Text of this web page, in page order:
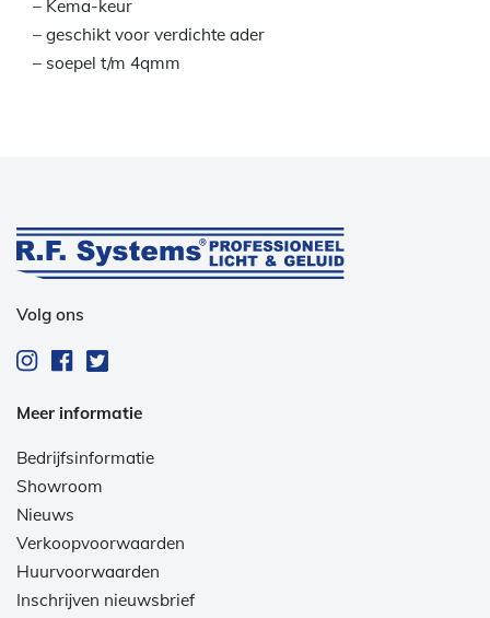
– Kema-keur
– geschikt voor verdichte ader
– soepel t/m 4qmm
Volg ons
Meer informatie
Bedrijfsinformatie
Showroom
Nieuws
Verkoopvoorwaarden
Huurvoorwaarden
Inschrijven nieuwsbrief